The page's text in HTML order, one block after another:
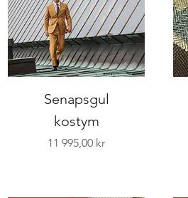
Senapsgul
kostym
Pris
11 995,00 kr